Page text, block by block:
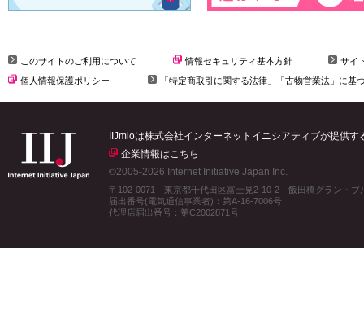
このサイトのご利用について 情報セキュリティ基本方針
サイ
個人情報保護ポリシー
「特定商取引に関する法律」「古物営業法」に基
IIJmioは株式会社インターネットイニシアティブが提供
企業情報はこちら
©2005-2026 Internet Initiative Japan Inc.
〒102-0071 東京都千代田区富士見2-10-2 飯田橋グラン・ブ
届出番号(電気通信事業者)：第A-16-7006号
代理店届出番号：第C2002871号